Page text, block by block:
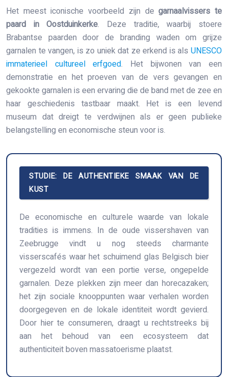
Het meest iconische voorbeeld zijn degarnaalvissers te
paard in Oostduinkerke. Deze traditie, waarbij stoere
Brabantse paarden door de branding waden om grijze
garnalen te vangen, is zo uniek dat ze erkend is als UNESCO
immaterieel cultureel erfgoed. Het bijwonen van een
demonstratie en het proeven van de vers gevangen en
gekookte garnalen is een ervaring die de band met de zee en
haar geschiedenis tastbaar maakt. Het is een levend
museum dat dreigt te verdwijnen als er geen publieke
belangstelling en economische steun voor is.
STUDIE: DE AUTHENTIEKE SMAAK VAN DE
KUST
De economische en culturele waarde van lokale
tradities is immens. In de oude vissershaven van
Zeebrugge vindt u nog steeds charmante
visserscafés waar het schuimend glas Belgisch bier
vergezeld wordt van een portie verse, ongepelde
garnalen. Deze plekken zijn meer dan horecazaken;
het zijn sociale knooppunten waar verhalen worden
doorgegeven en de lokale identiteit wordt gevierd.
Door hier te consumeren, draagt u rechtstreeks bij
aan het behoud van een ecosysteem dat
authenticiteit boven massatoerisme plaatst.